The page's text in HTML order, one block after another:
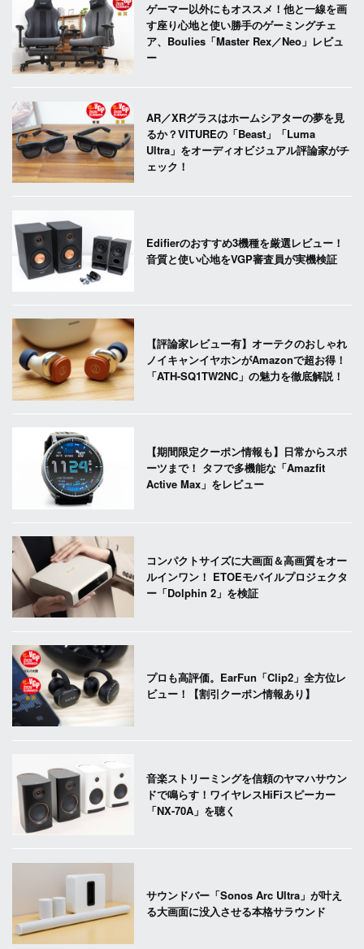
ゲーマー以外にもオススメ！他と一線を画
す座り心地と使い勝手のゲーミングチェ
ア、Boulies「Master Rex／Neo」レビュ
ー
AR／XRグラスはホームシアターの夢を見
るか？VITUREの「Beast」「Luma
Ultra」をオーディオビジュアル評論家がチ
ェック！
Edifierのおすすめ3機種を厳選レビュー！
音質と使い心地をVGP審査員が実機検証
【評論家レビュー有】オーテクのおしゃれ
ノイキャンイヤホンがAmazonで超お得！
「ATH-SQ1TW2NC」の魅力を徹底解説！
【期間限定クーポン情報も】日常からスポ
ーツまで！ タフで多機能な「Amazfit
Active Max」をレビュー
コンパクトサイズに大画面＆高画質をオー
ルインワン！ ETOEモバイルプロジェクタ
ー「Dolphin 2」を検証
プロも高評価。EarFun「Clip2」全方位レ
ビュー！【割引クーポン情報あり】
音楽ストリーミングを信頼のヤマハサウン
ドで鳴らす！ワイヤレスHiFiスピーカー
「NX-70A」を聴く
サウンドバー「Sonos Arc Ultra」が叶え
る大画面に没入させる本格サラウンド